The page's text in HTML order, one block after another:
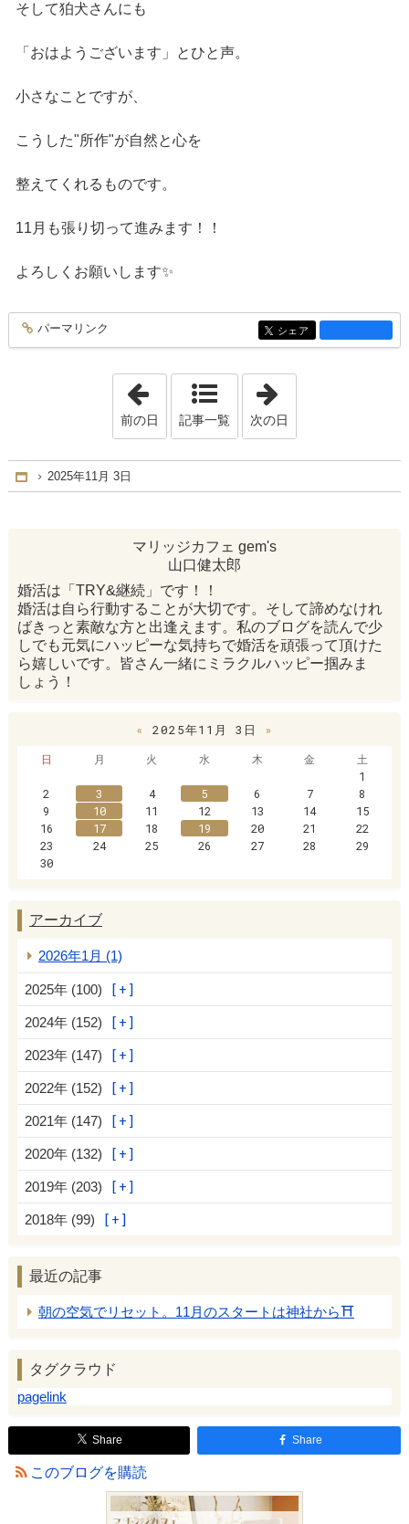
そして狛犬さんにも
「おはようございます」とひと声。
小さなことですが、
こうした"所作"が自然と心を
整えてくれるものです。
11月も張り切って進みます！！
よろしくお願いします✨
entry3790
パーマリンク entry3790
シェア
「2025年10月29日」
前の日 記事一覧 次の日
Home
2025年11月 3日
マリッジカフェ gem's
山口健太郎
婚活は「TRY&継続」です！！
婚活は自ら行動することが大切です。そして諦めなけれ
ばきっと素敵な方と出逢えます。私のブログを読んで少
しでも元気にハッピーな気持ちで婚活を頑張って頂けた
ら嬉しいです。皆さん一緒にミラクルハッピー掴みま
しょう！
« 2025年11月 3日
»
日
月 火 水 木 金
土
1
2
3 4 5 6 7
8
9
10 11 12 13 14
15
16
17 18 19 20 21
22
23
24 25 26 27 28
29
30
アーカイブ
2026年1月 (1)
2025年 (100)
2024年 (152)
2023年 (147)
2022年 (152)
2021年 (147)
2020年 (132)
2019年 (203)
2018年 (99)
最近の記事
朝の空気でリセット。11月のスタートは神社から⛩️
タグクラウド
pagelink
Share Share
このブログを購読